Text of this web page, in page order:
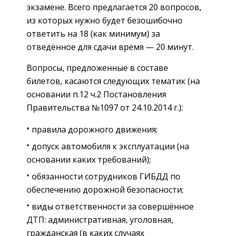
экзамене. Всего предлагается 20 вопросов,
из которых нужно будет безошибочно
ответить на 18 (как минимум) за
отведённое для сдачи время — 20 минут.
Вопросы, предложенные в составе
билетов, касаются следующих тематик (на
основании п.12 ч.2 Постановления
Правительства №1097 от 24.10.2014 г.):
правила дорожного движения;
допуск автомобиля к эксплуатации (на
основании каких требований);
обязанности сотрудников ГИБДД по
обеспечению дорожной безопасности;
виды ответственности за совершённое
ДТП: административная, уголовная,
гражданская (в каких случаях